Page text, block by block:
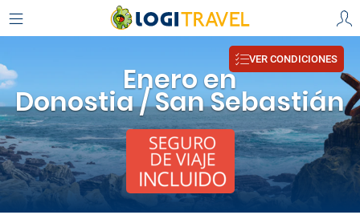
Enero en
Donostia / San Sebastián
VER CONDICIONES